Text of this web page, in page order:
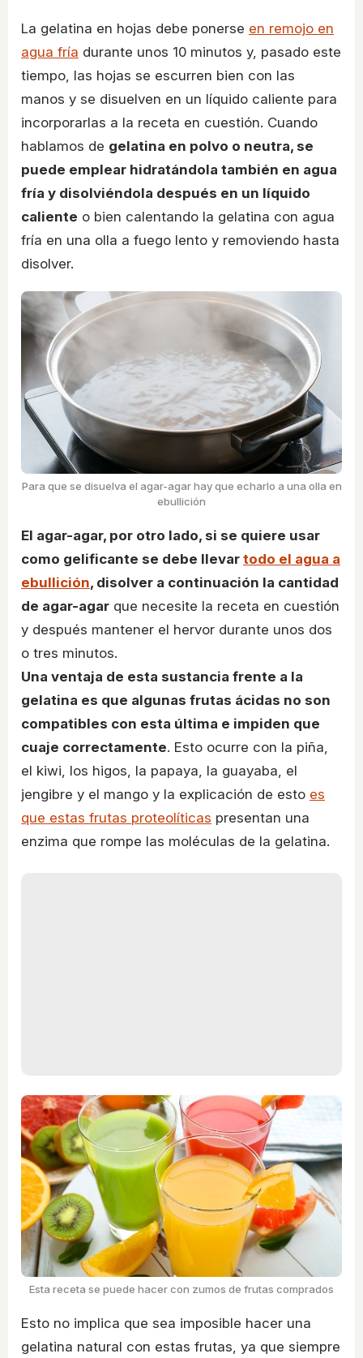
La gelatina en hojas debe ponerse en remojo en
agua fría durante unos 10 minutos y, pasado este
tiempo, las hojas se escurren bien con las
manos y se disuelven en un líquido caliente para
incorporarlas a la receta en cuestión. Cuando
hablamos de gelatina en polvo o neutra, se
puede emplear hidratándola también en agua
fría y disolviéndola después en un líquido
caliente o bien calentando la gelatina con agua
fría en una olla a fuego lento y removiendo hasta
disolver.
Para que se disuelva el agar-agar hay que echarlo a una olla en
ebullición
El agar-agar, por otro lado, si se quiere usar
como gelificante se debe llevar todo el agua a
ebullición, disolver a continuación la cantidad
de agar-agar que necesite la receta en cuestión
y después mantener el hervor durante unos dos
o tres minutos.
Una ventaja de esta sustancia frente a la
gelatina es que algunas frutas ácidas no son
compatibles con esta última e impiden que
cuaje correctamente. Esto ocurre con la piña,
el kiwi, los higos, la papaya, la guayaba, el
jengibre y el mango y la explicación de esto es
que estas frutas proteolíticas presentan una
enzima que rompe las moléculas de la gelatina.
Esta receta se puede hacer con zumos de frutas comprados
Esto no implica que sea imposible hacer una
gelatina natural con estas frutas, ya que siempre